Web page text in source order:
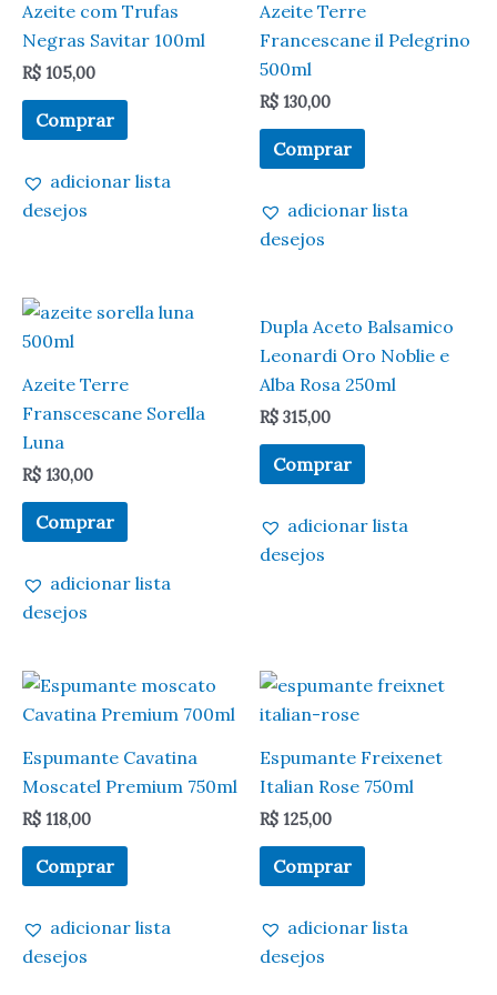
Azeite com Trufas
Negras Savitar 100ml
R$ 105,00
Comprar
adicionar lista
desejos
Azeite Terre
Francescane il Pelegrino
500ml
R$ 130,00
Comprar
adicionar lista
desejos
Azeite Terre
Franscescane Sorella
Luna
R$ 130,00
Comprar
adicionar lista
desejos
Dupla Aceto Balsamico
Leonardi Oro Noblie e
Alba Rosa 250ml
R$ 315,00
Comprar
adicionar lista
desejos
Espumante Cavatina
Moscatel Premium 750ml
R$ 118,00
Comprar
adicionar lista
desejos
Espumante Freixenet
Italian Rose 750ml
R$ 125,00
Comprar
adicionar lista
desejos